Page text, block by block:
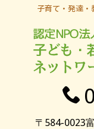
子育て・発達・
〒584-0023